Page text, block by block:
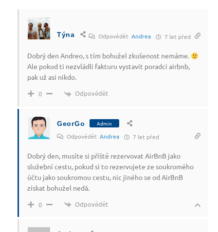
Týna Odpovědět Andrea 7 let před
Dobrý den Andreo, s tím bohužel zkušenost nemáme.
Ale pokud ti nezvládli fakturu vystavit poradci airbnb,
pak už asi nikdo.
0 Odpovědět
GeorGo Admin
Odpovědět Andrea 7 let před
Dobrý den, musíte si příště rezervovat AirBnB jako
služební cestu, pokud si to rezervujete ze soukromého
účtu jako soukromou cestu, nic jiného se od AirBnB
získat bohužel nedá.
0 Odpovědět